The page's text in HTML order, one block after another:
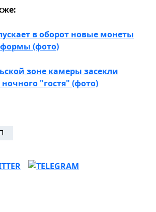
в оборот новые монеты
(фото)
зоне камеры засекли
"гостя" (фото)